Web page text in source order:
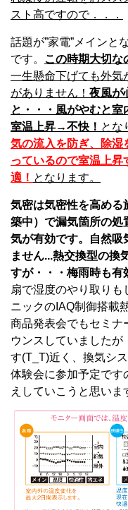
スト高ですので．．．
話題が”家電”メインと
です。 この時期大切な
一生懸命下げても外気
がありません！ 夜風が
と・・・風がやむと
室温上昇→不快！ とな
気の流入を防ぎ、除湿
っているので室温上
適！ となります。
気密は気密性を高める
築中）で漏気箇所の処
気が有効です。自然吸
ません...熱交換型の換
すが・・・梅雨時も有
扇で湿度のやり取りも
ニックのIAQ制御搭載
商品発表会でもセミナ
ウンスしていました
す(T_T)近く、換気シ
体験会に参加予定です
えしていこうと思いま